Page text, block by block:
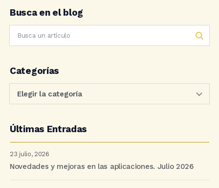
Busca en el blog
Categorías
Últimas Entradas
23 julio, 2026
Novedades y mejoras en las aplicaciones. Julio 2026